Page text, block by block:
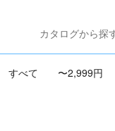
カタログから探
すべて 〜2,999円